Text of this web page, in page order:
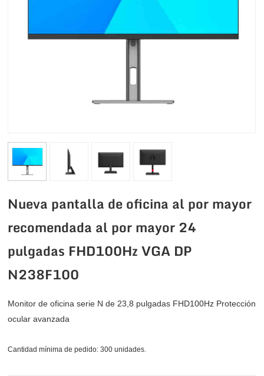
Nueva pantalla de oficina al por mayor
recomendada al por mayor 24
pulgadas FHD100Hz VGA DP
N238F100
Monitor de oficina serie N de 23,8 pulgadas FHD100Hz Protección
ocular avanzada
Cantidad mínima de pedido: 300 unidades.